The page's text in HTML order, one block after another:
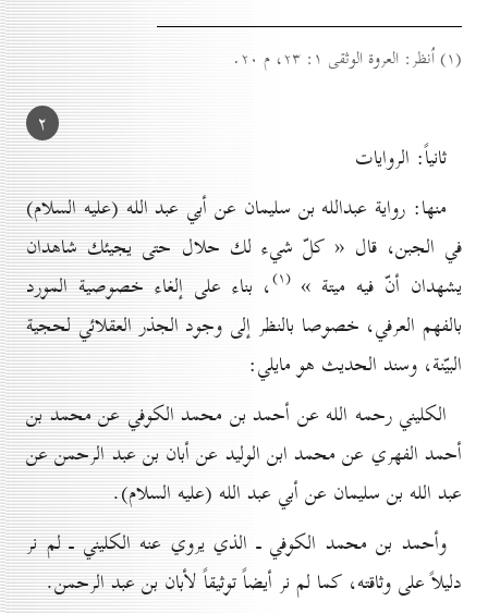
(۱) اُنظر: العروة الوثقى ۱: ۲۳، م ۲٠.
۲
ثانياً: الروايات
منها: رواية عبدالله بن سليمان عن أبي عبد الله (عليه السلام)
في الجبن، قال « كلّ شيء لك حلال حتى يجيئك شاهدان
يشهدان أنّ فيه ميتة »(۱) ، بناء على إلغاء خصوصية المورد
بالفهم العرفي، خصوصا بالنظر إلى وجود الجذر العقلائي لحجية
البيّنة، وسند الحديث هو مايلي:
الكليني رحمه الله عن أحمد بن محمد الكوفي عن محمد بن
أحمد الفهري عن محمد ابن الوليد عن أبان بن عبد الرحمن عن
عبد الله بن سليمان عن أبي عبد الله (عليه السلام).
وأحمد بن محمد الكوفي ـ الذي يروي عنه الكليني ـ لم نر
دليلاً على وثاقته، كما لم نر أيضاً توثيقاً لأبان بن عبد الرحمن.